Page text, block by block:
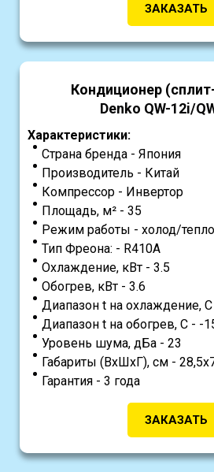
ЗАКАЗАТЬ
Кондиционер
Denko QW-12i/
Характеристики:
Страна бренда - Япония
Производитель - Китай
Компрессор - Инвертор
Площадь, м² - 35
Режим работы - холод/тепло
Тип Фреона: - R410A
Охлаждение, кВт - 3.5
Обогрев, кВт - 3.6
Диапазон t на охлаждение, С
Диапазон t на обогрев, С - -
Уровень шума, дБа - 23
Габариты (ВхШхГ), см -
Гарантия - 3 года
ЗАКАЗАТЬ